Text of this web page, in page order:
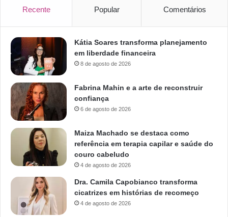
Recente Popular Comentários
Kátia Soares transforma planejamento
em liberdade financeira
8 de agosto de 2026
Fabrina Mahin e a arte de reconstruir
confiança
6 de agosto de 2026
Maiza Machado se destaca como
referência em terapia capilar e saúde do
couro cabeludo
4 de agosto de 2026
Dra. Camila Capobianco transforma
cicatrizes em histórias de recomeço
4 de agosto de 2026